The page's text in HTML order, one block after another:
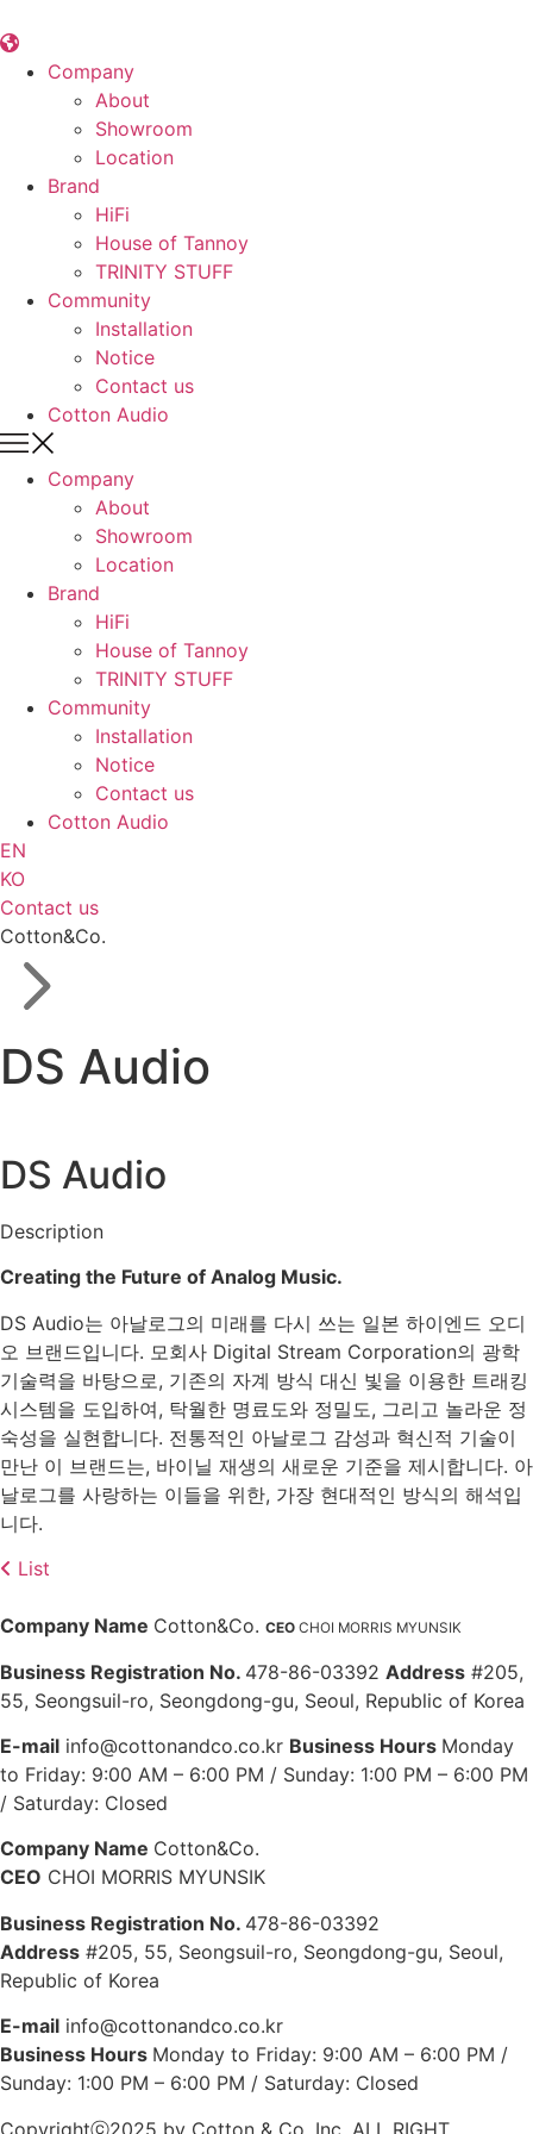
텐
Company
About
Showroom
Location
Brand
HiFi
House of Tannoy
TRINITY STUFF
Community
Installation
Notice
Contact us
Cotton Audio
Company
About
Showroom
Location
Brand
HiFi
House of Tannoy
TRINITY STUFF
Community
Installation
Notice
Contact us
Cotton Audio
EN
KO
Contact us
Cotton&Co.
DS Audio
DS Audio
Description
Creating the Future of Analog Music.
DS Audio는 아날로그의 미래를 다시 쓰는 일본 하이엔드 오디
오 브랜드입니다. 모회사 Digital Stream Corporation의 광학
기술력을 바탕으로, 기존의 자계 방식 대신 빛을 이용한 트래킹
시스템을 도입하여, 탁월한 명료도와 정밀도, 그리고 놀라운 정
숙성을 실현합니다. 전통적인 아날로그 감성과 혁신적 기술이
만난 이 브랜드는, 바이닐 재생의 새로운 기준을 제시합니다. 아
날로그를 사랑하는 이들을 위한, 가장 현대적인 방식의 해석입
니다.
List
Company Name Cotton&Co. CEO CHOI MORRIS MYUNSIK
Business Registration No. 478-86-03392 Address #205,
55, Seongsuil-ro, Seongdong-gu, Seoul, Republic of Korea
E-mail info@cottonandco.co.kr Business Hours Monday
to Friday: 9:00 AM – 6:00 PM / Sunday: 1:00 PM – 6:00 PM
/ Saturday: Closed
Company Name Cotton&Co.
CEO CHOI MORRIS MYUNSIK
Business Registration No. 478-86-03392
Address #205, 55, Seongsuil-ro, Seongdong-gu, Seoul,
Republic of Korea
E-mail info@cottonandco.co.kr
Business Hours Monday to Friday: 9:00 AM – 6:00 PM /
Sunday: 1:00 PM – 6:00 PM / Saturday: Closed
Copyrightⓒ2025 by Cotton & Co. Inc. ALL RIGHT